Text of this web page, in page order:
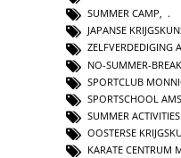
SUMMER CAMP,
JAPANSE
ZELFVERDEDIGING
NO-SUMMER-BREAK
SPORTCLUB
SPORTSCHOOL
SUMMER
OOSTERSE
KARATE CENTRUM